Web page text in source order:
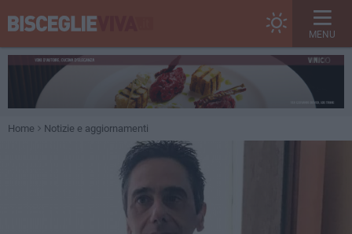
MENU
Home Notizie e aggiornamenti